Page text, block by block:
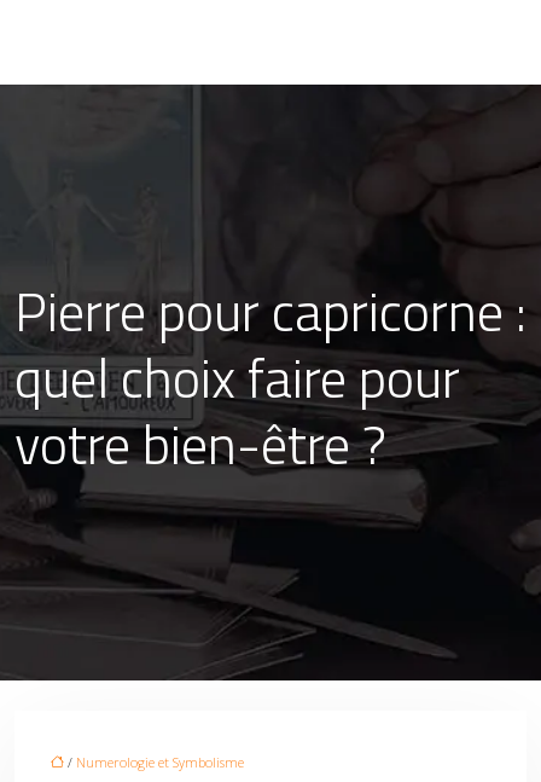
Pierre pour capricorne :
quel choix faire pour
votre bien-être ?
/ Numerologie et Symbolisme